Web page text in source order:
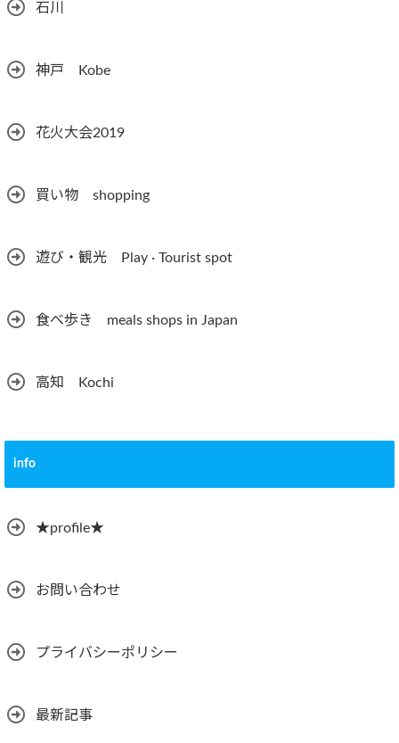
石川
神戸 Kobe
花火大会2019
買い物 shopping
遊び・観光 Play · Tourist spot
食べ歩き meals shops in Japan
高知 Kochi
info
★profile★
お問い合わせ
プライバシーポリシー
最新記事